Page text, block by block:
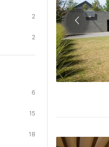
2
2
6
15
18